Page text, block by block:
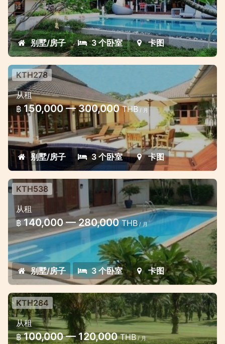
Lovely modern style big villa in the next to
the beautiful golf filds
别墅/房子 3 个卧室 卡图
3 bedroom luxury golf villa
Beautiful villa in Phuket set across three
separate buildings with three double
bedrooms, a garden and a private
swimming pool
KTH278
从租
฿ 150,000 — 300,000THB / 月
别墅/房子 3 个卧室 卡图
3 bedroom golf villa with pool
Cozy comfortable villa located in the
famous golf course Loch Palm, in the
middle of the island, surrounded by green
mountains and fields
KTH538
从租
฿ 140,000 — 280,000THB / 月
别墅/房子 3 个卧室 卡图
Golf pool villa 3 bedrooms with
excellent views
KTH284
从租
฿ 100,000 — 120,000THB/ 月